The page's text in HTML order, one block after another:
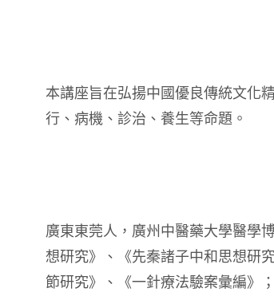
本講座旨在弘揚中國優良傳統文化
行、病機、診治、養生等命題。
廣東東莞人，廣州中醫藥大學醫學
想研究》、《先秦諸子中和思想研
節研究》、《一針療法驗案彙編》